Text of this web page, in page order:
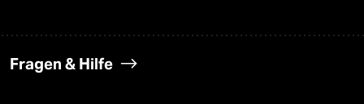
Fragen & Hilfe